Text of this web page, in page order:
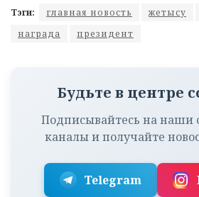
Тэги: главная новость жетысу
награда
президент
Будьте в центре
Подписывайтесь на наши
каналы и получайте
Telegram